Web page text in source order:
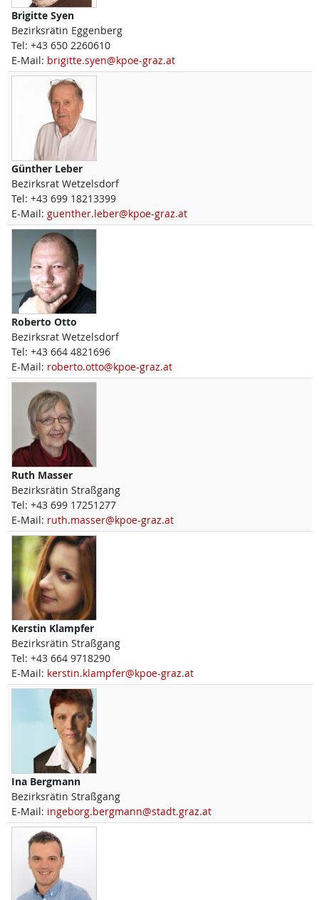
Brigitte Syen
Bezirksrätin Eggenberg
Tel: +43 650 2260610
E-Mail: brigitte.syen@kpoe-graz.at
Günther Leber
Bezirksrat Wetzelsdorf
Tel: +43 699 18213399
E-Mail: guenther.leber@kpoe-graz.at
Roberto Otto
Bezirksrat Wetzelsdorf
Tel: +43 664 4821696
E-Mail: roberto.otto@kpoe-graz.at
Ruth Masser
Bezirksrätin Straßgang
Tel: +43 699 17251277
E-Mail: ruth.masser@kpoe-graz.at
Kerstin Klampfer
Bezirksrätin Straßgang
Tel: +43 664 9718290
E-Mail: kerstin.klampfer@kpoe-graz.at
Ina Bergmann
Bezirksrätin Straßgang
E-Mail: ingeborg.bergmann@stadt.graz.at